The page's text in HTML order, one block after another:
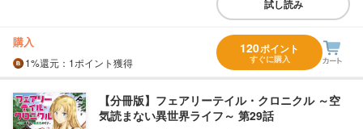
試し読み
購入
1%還元 ：1ポイント獲得
120ポイント
すぐに購入
【分冊版】フェアリーテイル・クロニクル ～空
気読まない異世界ライフ～ 第29話